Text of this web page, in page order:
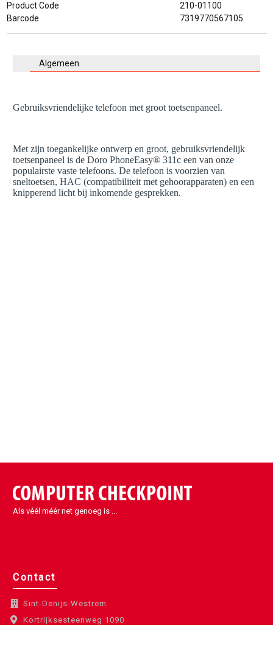
Product Code
210-01100
Barcode
7319770567105
Algemeen
Gebruiksvriendelijke telefoon met groot toetsenpaneel.
Met zijn toegankelijke ontwerp en groot, gebruiksvriendelijk
toetsenpaneel is de Doro PhoneEasy® 311c een van onze
populairste vaste telefoons. De telefoon is voorzien van
sneltoetsen, HAC (compatibiliteit met gehoorapparaten) en een
knipperend licht bij inkomende gesprekken.
Als véél méér net genoeg is ...
Contact
Sint-Denijs-Westrem
Kortrijksesteenweg 1090